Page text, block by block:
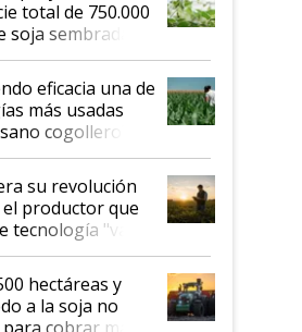
total de 750.000
soja sembradas
generación de
marcan un
en genética y
eficacia una de
más usadas
cogollero? El
tecnología clave
su revolución
productor que
"va a
hectáreas y
a la soja no